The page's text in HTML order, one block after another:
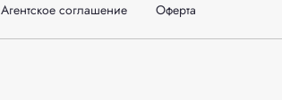
Агентское соглашение Оферта